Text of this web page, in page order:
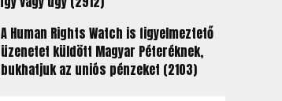
A Human Rights Watch is figyelmeztető
üzenetet küldött Magyar Péteréknek,
bukhatjuk az uniós pénzeket (2103)